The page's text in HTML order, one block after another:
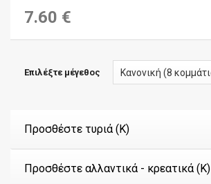
7.60 €
Επιλέξτε μέγεθος
Προσθέστε τυριά (Κ)
Προσθέστε αλλαντικά - κρεατικά (Κ)